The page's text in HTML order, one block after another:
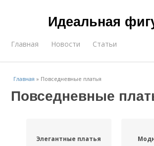
Идеальная
Главная Новости Статьи
Главная » Повседневные платья
Повседневные
Элегантные платья